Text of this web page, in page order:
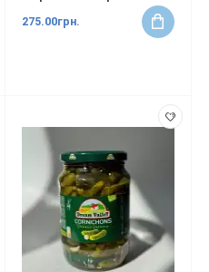
275.00грн.